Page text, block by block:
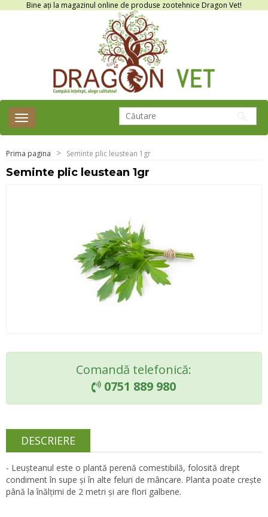
Bine ați la magazinul online de produse zootehnice Dragon Vet!
Toggle
navigation
Prima pagina Seminte plic leustean 1gr
Seminte plic leustean 1gr
Comandă telefonică:
 0751 889 980
DESCRIERE
- Leușteanul este o plantă perenă comestibilă, folosită drept
condiment în supe și în alte feluri de mâncare. Planta poate crește
până la înălțimi de 2 metri și are flori galbene.